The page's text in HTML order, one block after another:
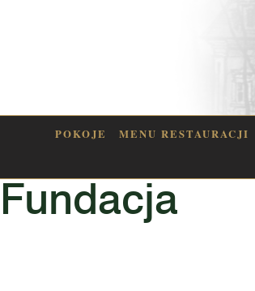
POKOJE MENU RESTAURACJI
Fundacja